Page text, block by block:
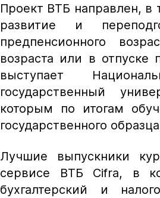
Проект ВТБ направлен,
развитие и
предпенсионного
возраста или в отпуске
выступает
государственный
которым по итогам
государственного
Лучшие выпускники
сервисе ВТБ Cifra, в
бухгалтерский и